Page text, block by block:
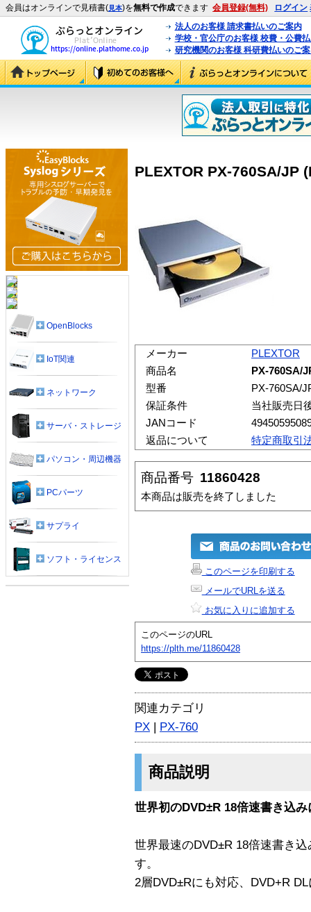
会員はオンラインで見積書(見本)を無料で作成できます 会員登録(無料) ログイン
法人のお客様 請求書払いのご案内
学校・官公庁のお客様 校費・公費
研究機関のお客様 科研費払いのご
PLEXTOR PX-760SA/JP
メーカー
PLEXTOR
商品名
PX-760SA/
型番
PX-760SA/
保証条件
当社販売日
JANコード
返品について
特定商取引
商品番号 11860428
本商品は販売を終了しました
このページを印刷する
メールでURLを送る
お気に入りに追加する
このページのURL
https://plth.me/11860428
関連カテゴリ
PX | PX-760
商品説明
世界初のDVD±R 18倍速書き込
世界最速のDVD±R 18倍速書き
す。
2層DVD±Rにも対応、DVD+R
OpenBlocks
IoT関連
ネットワーク
サーバ・ストレージ
パソコン・周辺機器
PCパーツ
サプライ
ソフト・ライセンス